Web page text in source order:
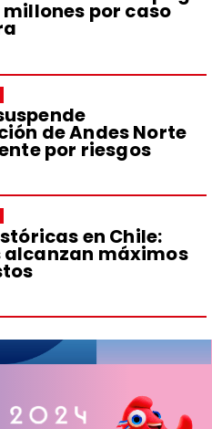
millones por caso
de Andes Norte
por riesgos
en Chile:
alcanzan máximos